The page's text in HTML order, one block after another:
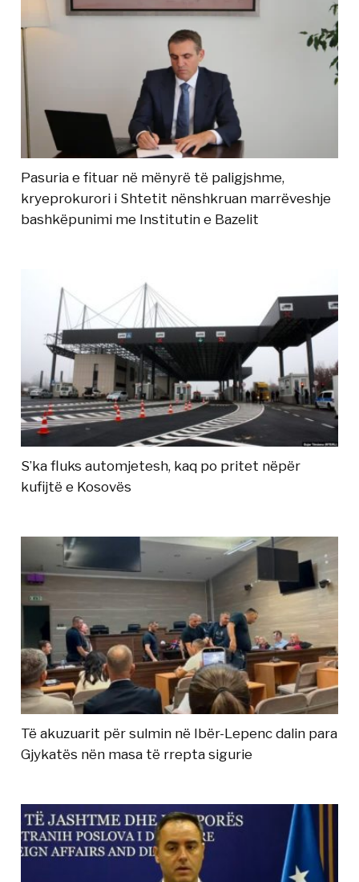
Pasuria e fituar në mënyrë të paligjshme,
kryeprokurori i Shtetit nënshkruan marrëveshje
bashkëpunimi me Institutin e Bazelit
S’ka fluks automjetesh, kaq po pritet nëpër
kufijtë e Kosovës
Të akuzuarit për sulmin në Ibër-Lepenc dalin para
Gjykatës nën masa të rrepta sigurie